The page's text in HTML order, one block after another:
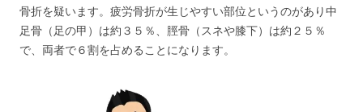
骨折を疑います。疲労骨折が生じやすい部位というのがあり中
足骨（足の甲）は約３５％、脛骨（スネや膝下）は約２５％
で、両者で６割を占めることになります。